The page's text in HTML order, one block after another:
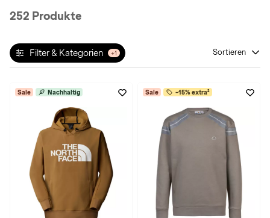
c
252 Produkte
Filter & Kategorien +1 Sortieren
Sale Nachhaltig Sale -15% extra²